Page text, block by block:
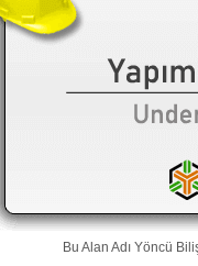
Bu Alan Adı Yöncü